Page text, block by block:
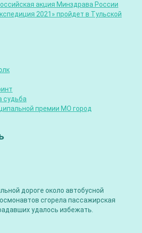
акция Минздрава России
2021» пройдет в Тульской
судьба
премии МО город
дороге около автобусной
сгорела пассажирская
удалось избежать.